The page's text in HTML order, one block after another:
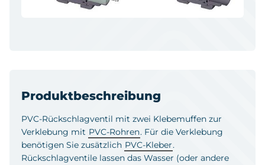
Produktbeschreibung
PVC-Rückschlagventil mit zwei Klebemuffen zur
Verklebung mit PVC-Rohren. Für die Verklebung
benötigen Sie zusätzlich PVC-Kleber.
Rückschlagventile lassen das Wasser (oder andere